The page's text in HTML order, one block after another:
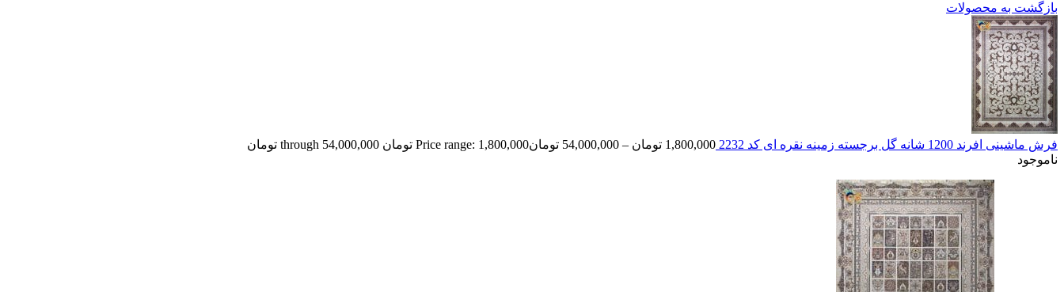
بازگشت به محصولات
فرش ماشینی افرند 1200 شانه گل برجسته زمینه نقره ای کد 2232 1,800,000 تومان –
54,000,000 تومانPrice range: 1,800,000 تومان through 54,000,000 تومان
ناموجود